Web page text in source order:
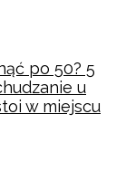
po 50? 5
u
w miejscu